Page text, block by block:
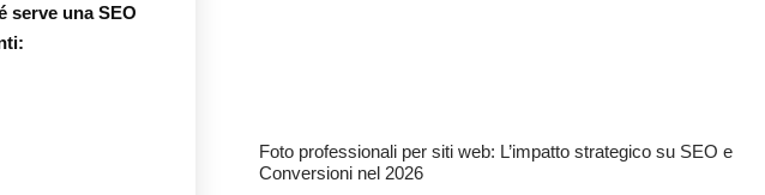
serve una SEO
Foto professionali per siti web: L’impatto strategico su SEO e
Conversioni nel 2026